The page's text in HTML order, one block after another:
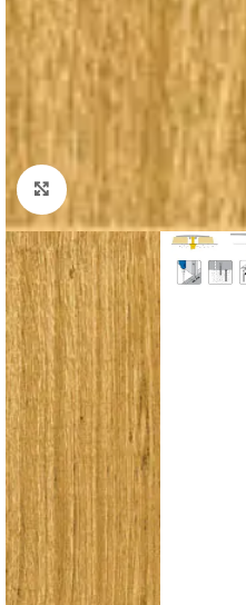
Padidinti nuotrauką